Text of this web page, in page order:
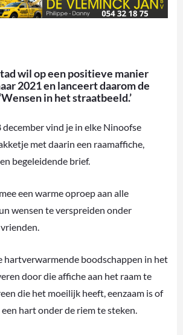
wil op een positieve manier
2021 en lanceert daarom de
in het straatbeeld.’
december vind je in elke Ninoofse
met daarin een raamaffiche,
begeleidende brief.
een warme oproep aan alle
wensen te verspreiden onder
hartverwarmende boodschappen in het
door die affiche aan het raam te
die het moeilijk heeft, eenzaam is of
hart onder de riem te steken.